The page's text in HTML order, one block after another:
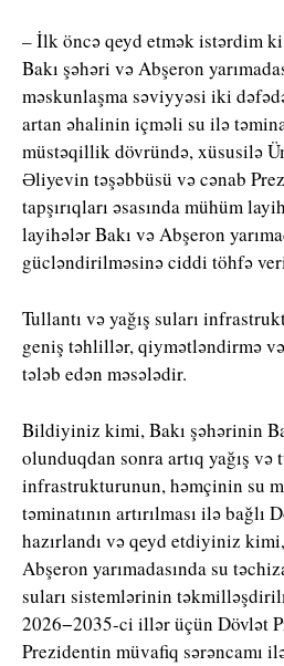
– İlk öncə qeyd etmək istərdim
Bakı şəhəri və Abşeron
məskunlaşma səviyyəsi iki
artan əhalinin içməli su ilə
müstəqillik dövründə, xüsusilə
Əliyevin təşəbbüsü və cənab
tapşırıqları əsasında mühüm
layihələr Bakı və Abşeron
gücləndirilməsinə ciddi töhfə
Tullantı və yağış suları
geniş təhlillər, qiymətləndirmə
tələb edən məsələdir.
Bildiyiniz kimi, Bakı şəhərinin
olunduqdan sonra artıq yağış və
infrastrukturunun, həmçinin su
təminatının artırılması ilə bağlı
hazırlandı və qeyd etdiyiniz
Abşeron yarımadasında su
suları sistemlərinin
2026−2035-ci illər üçün Dövlət
Prezidentin müvafiq sərəncamı